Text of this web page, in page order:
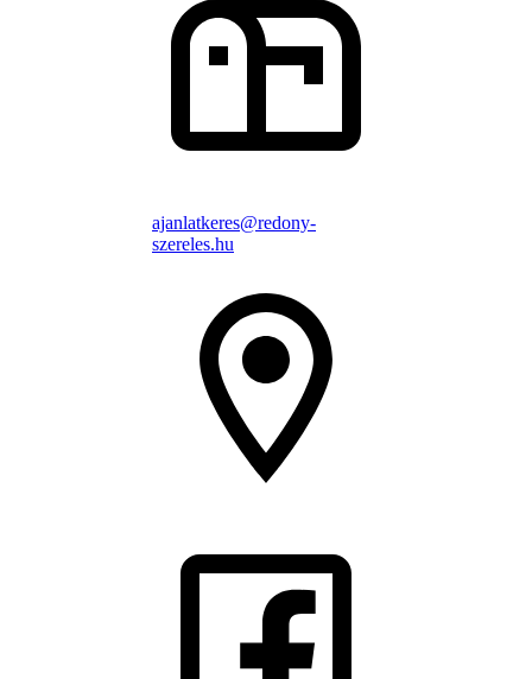
ajanlatkeres@redony-
szereles.hu